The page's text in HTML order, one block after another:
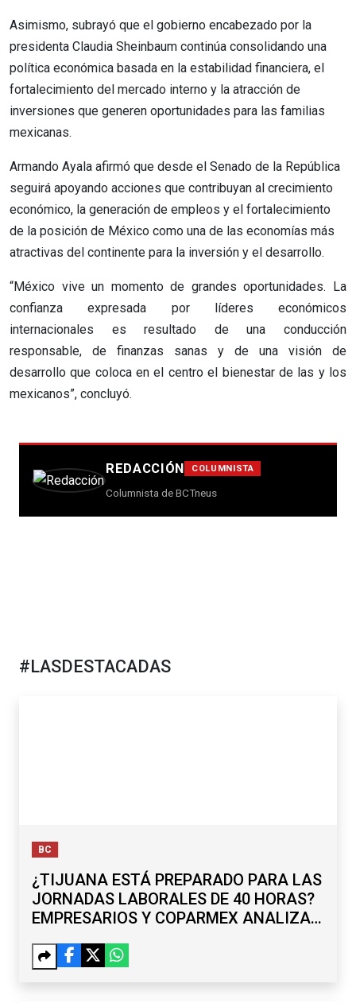
Asimismo, subrayó que el gobierno encabezado por la
presidenta Claudia Sheinbaum continúa consolidando una
política económica basada en la estabilidad financiera, el
fortalecimiento del mercado interno y la atracción de
inversiones que generen oportunidades para las familias
mexicanas.
Armando Ayala afirmó que desde el Senado de la República
seguirá apoyando acciones que contribuyan al crecimiento
económico, la generación de empleos y el fortalecimiento
de la posición de México como una de las economías más
atractivas del continente para la inversión y el desarrollo.
“México vive un momento de grandes oportunidades. La
confianza expresada por líderes económicos
internacionales es resultado de una conducción
responsable, de finanzas sanas y de una visión de
desarrollo que coloca en el centro el bienestar de las y los
mexicanos”, concluyó.
REDACCIÓN COLUMNISTA
Columnista de BCTneus
#LASDESTACADAS
BC
¿TIJUANA ESTÁ PREPARADO PARA LAS
JORNADAS LABORALES DE 40 HORAS?
EMPRESARIOS Y COPARMEX ANALIZAN